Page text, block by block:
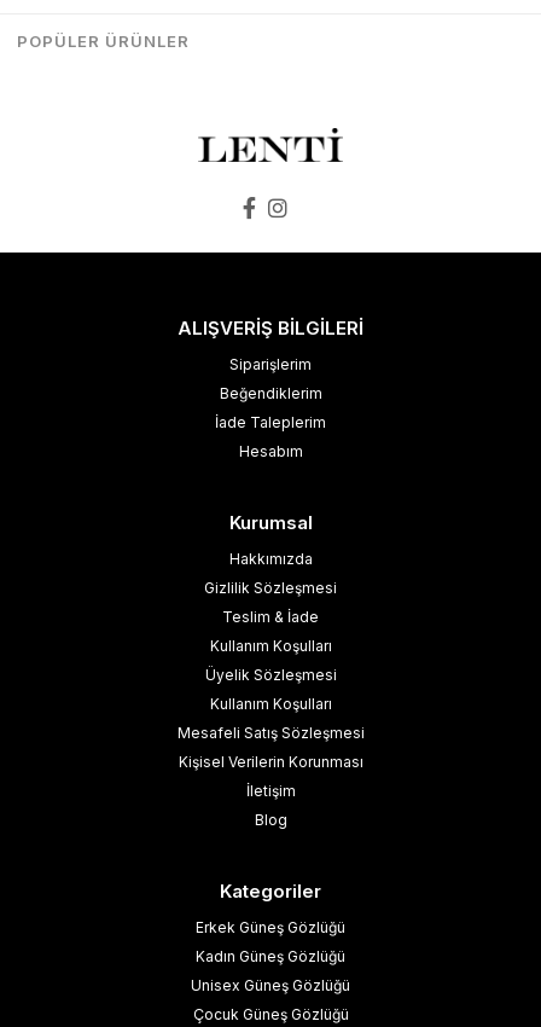
ALIŞVERİŞ BİLGİLERİ
Siparişlerim
Beğendiklerim
İade Taleplerim
Hesabım
Kurumsal
Hakkımızda
Gizlilik Sözleşmesi
Teslim & İade
Kullanım Koşulları
Üyelik Sözleşmesi
Kullanım Koşulları
Mesafeli Satış Sözleşmesi
Kişisel Verilerin Korunması
İletişim
Blog
Kategoriler
Erkek Güneş Gözlüğü
Kadın Güneş Gözlüğü
Unisex Güneş Gözlüğü
Çocuk Güneş Gözlüğü
POPÜLER ÜRÜNLER